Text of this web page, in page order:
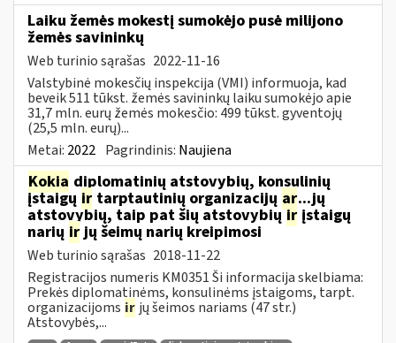
Laiku žemės mokestį sumokėjo pusė milijono
žemės savininkų
Web turinio sąrašas 2022-11-16
Valstybinė mokesčių inspekcija (VMI) informuoja, kad
beveik 511 tūkst. žemės savininkų laiku sumokėjo apie
31,7 mln. eurų žemės mokesčio: 499 tūkst. gyventojų
(25,5 mln. eurų)...
Metai: 2022 Pagrindinis: Naujiena
Kokia diplomatinių atstovybių, konsulinių
įstaigų ir tarptautinių organizacijų ar...jų
atstovybių, taip pat šių atstovybiųir įstaigų
narių irjų šeimų narių kreipimosi
Web turinio sąrašas 2018-11-22
Registracijos numeris KM0351 Ši informacija skelbiama:
Prekės diplomatinėms, konsulinėms įstaigoms, tarpt.
organizacijoms ir jų šeimos nariams (47 str.)
Atstovybės,...